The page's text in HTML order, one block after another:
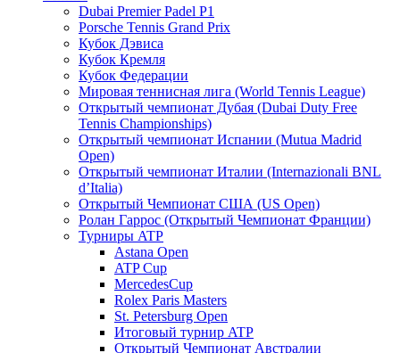
Dubai Premier Padel P1
Porsche Tennis Grand Prix
Кубок Дэвиса
Кубок Кремля
Кубок Федерации
Мировая теннисная лига (World Tennis League)
Открытый чемпионат Дубая (Dubai Duty Free
Tennis Championships)
Открытый чемпионат Испании (Mutua Madrid
Open)
Открытый чемпионат Италии (Internazionali BNL
d’Italia)
Открытый Чемпионат США (US Open)
Ролан Гаррос (Открытый Чемпионат Франции)
Турниры ATP
Astana Open
ATP Cup
MercedesCup
Rolex Paris Masters
St. Petersburg Open
Итоговый турнир ATP
Открытый Чемпионат Австралии